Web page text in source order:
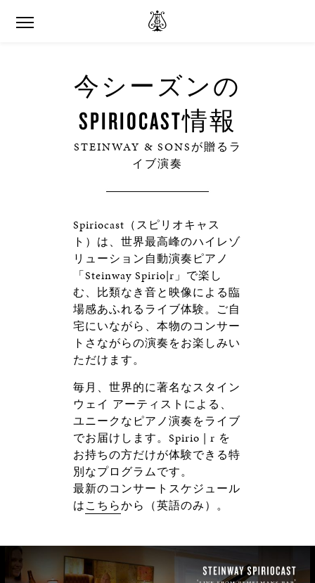
今シーズンの
SPIRIOCAST情報
STEINWAY & SONSが贈るラ
イブ演奏
Spiriocast（スピリオキャス
ト）は、世界最高峰のハイレゾ
リューション自動演奏ピアノ
「Steinway Spirio|r」で楽し
む、比類なき音と映像による臨
場感あふれるライブ体験。ご自
宅にいながら、本物のコンサー
トさながらの演奏をお楽しみい
ただけます。
毎月、世界的に著名なスタイン
ウェイ アーティストによる、
ユニークなピアノ演奏をライブ
でお届けします。Spirio | r を
お持ちの方だけが体験できる特
別なプログラムです。
最新のコンサートスケジュール
はこちらから（英語のみ）。